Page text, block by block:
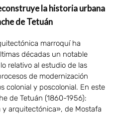
la historia urbana
de Tetuán
marroquí ha
décadas un notable
relativo al estudio de las
de modernización
colonial y poscolonial. En este
de Tetuán (1860-1956):
arquitectónica», de Mostafa